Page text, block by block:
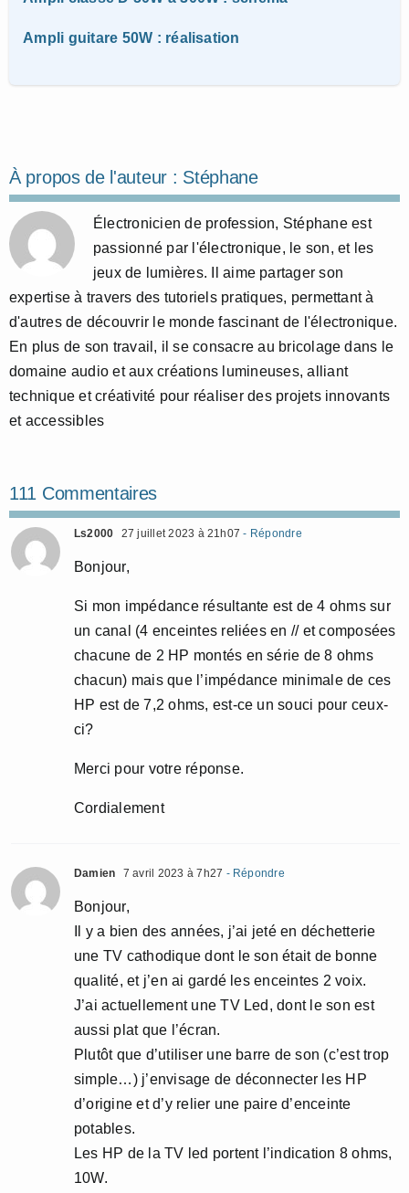
Ampli guitare 50W : réalisation
À propos de l'auteur : Stéphane
Électronicien de profession, Stéphane est
passionné par l'électronique, le son, et les
jeux de lumières. Il aime partager son
expertise à travers des tutoriels pratiques, permettant à
d'autres de découvrir le monde fascinant de l'électronique.
En plus de son travail, il se consacre au bricolage dans le
domaine audio et aux créations lumineuses, alliant
technique et créativité pour réaliser des projets innovants
et accessibles
111 Commentaires
Ls2000 27 juillet 2023 à 21h07 - Répondre
Bonjour,
Si mon impédance résultante est de 4 ohms sur
un canal (4 enceintes reliées en // et composées
chacune de 2 HP montés en série de 8 ohms
chacun) mais que l’impédance minimale de ces
HP est de 7,2 ohms, est-ce un souci pour ceux-
ci?
Merci pour votre réponse.
Cordialement
Damien 7 avril 2023 à 7h27 - Répondre
Bonjour,
Il y a bien des années, j’ai jeté en déchetterie
une TV cathodique dont le son était de bonne
qualité, et j’en ai gardé les enceintes 2 voix.
J’ai actuellement une TV Led, dont le son est
aussi plat que l’écran.
Plutôt que d’utiliser une barre de son (c’est trop
simple…) j’envisage de déconnecter les HP
d’origine et d’y relier une paire d’enceinte
potables.
Les HP de la TV led portent l’indication 8 ohms,
10W.